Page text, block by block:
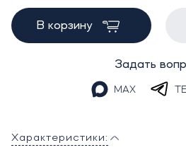
В корзину
Задать
MAX
Характеристики: